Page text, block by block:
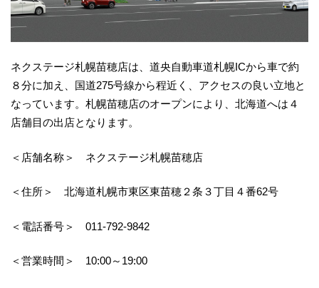
ネクステージ札幌苗穂店は、道央自動車道札幌ICから車で約
８分に加え、国道275号線から程近く、アクセスの良い立地と
なっています。札幌苗穂店のオープンにより、北海道へは４
店舗目の出店となります。
＜店舗名称＞ ネクステージ札幌苗穂店
＜住所＞ 北海道札幌市東区東苗穂２条３丁目４番62号
＜電話番号＞ 011-792-9842
＜営業時間＞ 10:00～19:00